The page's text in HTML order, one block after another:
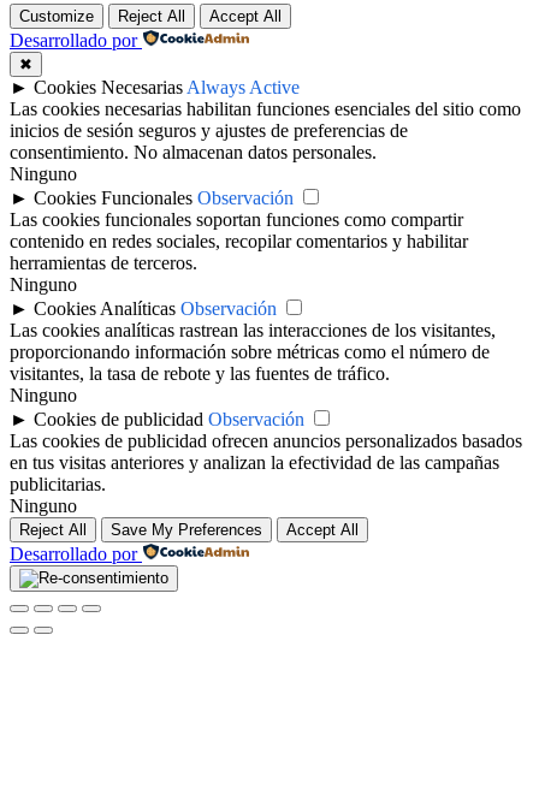
Customize Reject All Accept All
Desarrollado por
✖
► Cookies Necesarias Always Active
Las cookies necesarias habilitan funciones esenciales del sitio como
inicios de sesión seguros y ajustes de preferencias de
consentimiento. No almacenan datos personales.
Ninguno
► Cookies Funcionales Observación
Las cookies funcionales soportan funciones como compartir
contenido en redes sociales, recopilar comentarios y habilitar
herramientas de terceros.
Ninguno
► Cookies Analíticas Observación
Las cookies analíticas rastrean las interacciones de los visitantes,
proporcionando información sobre métricas como el número de
visitantes, la tasa de rebote y las fuentes de tráfico.
Ninguno
► Cookies de publicidad Observación
Las cookies de publicidad ofrecen anuncios personalizados basados
en tus visitas anteriores y analizan la efectividad de las campañas
publicitarias.
Ninguno
Reject All Save My Preferences Accept All
Desarrollado por